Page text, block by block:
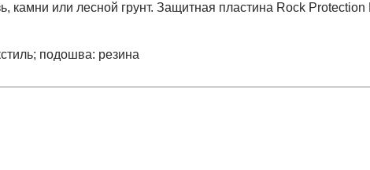
камни или лесной грунт. Защитная пластина Rock
подошва: резина